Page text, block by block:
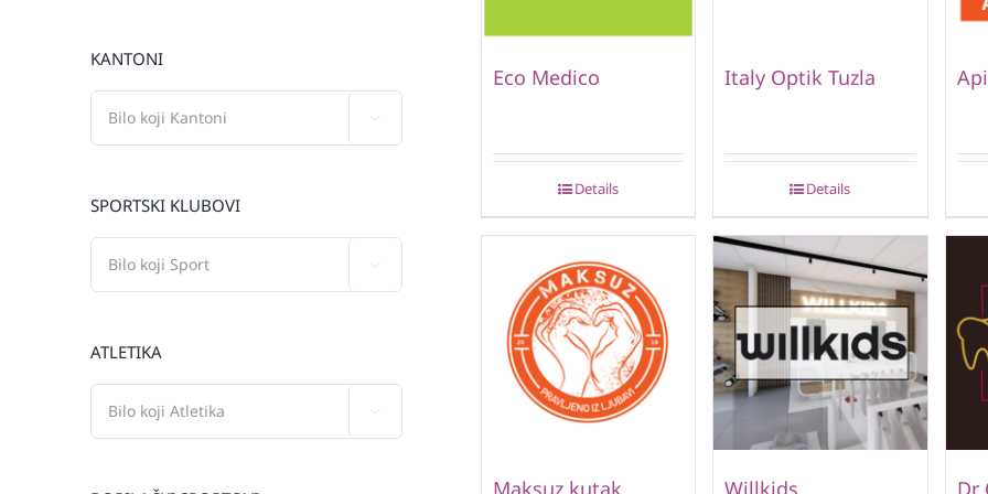
Eco Medico
Details
Italy Optik Tuzla
Details
Maksuz kutak Willkids Dr
KANTONI
SPORTSKI KLUBOVI
ATLETIKA